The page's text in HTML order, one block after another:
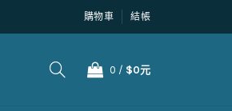
購物車 結帳
0 / $0元